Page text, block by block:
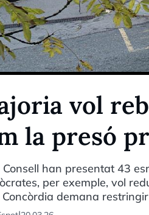
vol
la presó
Consell han presentat 43
per exemple, vol
demana